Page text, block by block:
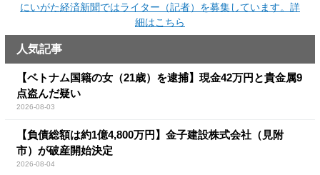
にいがた経済新聞ではライター（記者）を募集しています。詳
細はこちら
人気記事
【ベトナム国籍の女（21歳）を逮捕】現金42万円と貴金属9
点盗んだ疑い
2026-08-03
【負債総額は約1億4,800万円】金子建設株式会社（見附
市）が破産開始決定
2026-08-04